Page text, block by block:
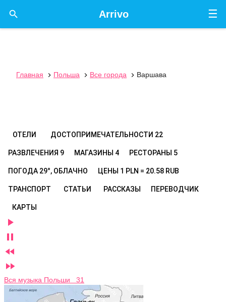
☰
Arrivo

Главная  Польша  Все города  Варшава
ОТЕЛИ ДОСТОПРИМЕЧАТЕЛЬНОСТИ 22
РАЗВЛЕЧЕНИЯ 9 МАГАЗИНЫ 4 РЕСТОРАНЫ 5
ПОГОДА 29°, ОБЛАЧНО ЦЕНЫ 1 PLN = 20.58 RUB
ТРАНСПОРТ СТАТЬИ РАССКАЗЫ ПЕРЕВОДЧИК
КАРТЫ




Вся музыка Польши 31